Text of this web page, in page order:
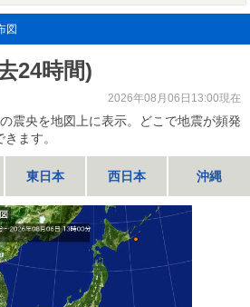
図
24時間)
2026年08月06日13:00現在
震央を地図上に表示。どこで地震が頻発
ます。
東日本 西日本 沖縄